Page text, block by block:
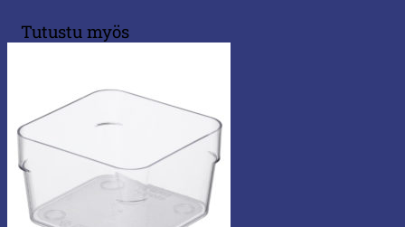
Tutustu myös